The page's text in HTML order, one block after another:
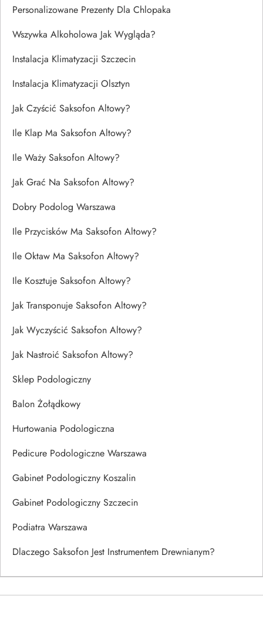
Personalizowane Prezenty Dla Chlopaka
Wszywka Alkoholowa Jak Wygląda?
Instalacja Klimatyzacji Szczecin
Instalacja Klimatyzacji Olsztyn
Jak Czyścić Saksofon Altowy?
Ile Klap Ma Saksofon Altowy?
Ile Waży Saksofon Altowy?
Jak Grać Na Saksofon Altowy?
Dobry Podolog Warszawa
Ile Przycisków Ma Saksofon Altowy?
Ile Oktaw Ma Saksofon Altowy?
Ile Kosztuje Saksofon Altowy?
Jak Transponuje Saksofon Altowy?
Jak Wyczyścić Saksofon Altowy?
Jak Nastroić Saksofon Altowy?
Sklep Podologiczny
Balon Żołądkowy
Hurtowania Podologiczna
Pedicure Podologiczne Warszawa
Gabinet Podologiczny Koszalin
Gabinet Podologiczny Szczecin
Podiatra Warszawa
Dlaczego Saksofon Jest Instrumentem Drewnianym?